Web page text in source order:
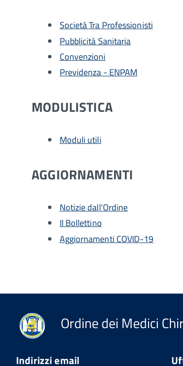
Società Tra Professionisti
Pubblicità Sanitaria
Convenzioni
Previdenza - ENPAM
MODULISTICA
Moduli utili
AGGIORNAMENTI
Notizie dall'Ordine
Il Bollettino
Aggiornamenti COVID-19
Ordine dei Medici
Indirizzi email